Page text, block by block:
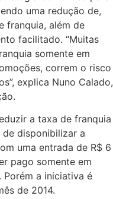
uma redução de,
franquia, além de
facilitado. “Muitas
somente em
correm o risco
explica Nuno Calado,
a taxa de franquia
disponibilizar a
uma entrada de R$ 6
pago somente em
Porém a iniciativa é
de 2014.